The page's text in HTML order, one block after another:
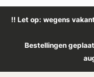
!! Let op: wegens
Bestellingen